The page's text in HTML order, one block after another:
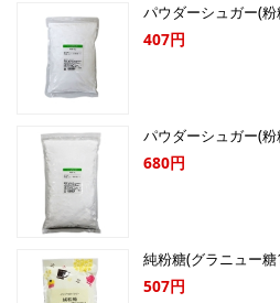
パウダーシュガー(
407円
パウダーシュガー(
680円
純粉糖(グラニュー
507円